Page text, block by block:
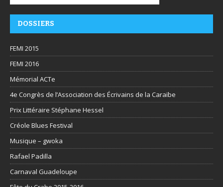
DOSSIERS
FEMI 2015
FEMI 2016
Mémorial ACTe
4e Congrès de l’Association des Écrivains de la Caraïbe
Prix Littéraire Stéphane Hessel
Créole Blues Festival
Musique – gwoka
Rafael Padilla
Carnaval Guadeloupe